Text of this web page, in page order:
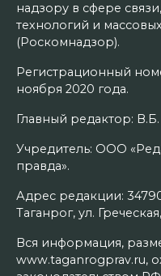
надзору в сфере
технологий и
(Роскомнадзор).
Регистрационный
ноября 2020 года.
Главный редактор: В.Б.
Учредитель: ООО
правда».
Адрес редакции:
Таганрог, ул.
Вся информация,
www.taganrogprav.ru,